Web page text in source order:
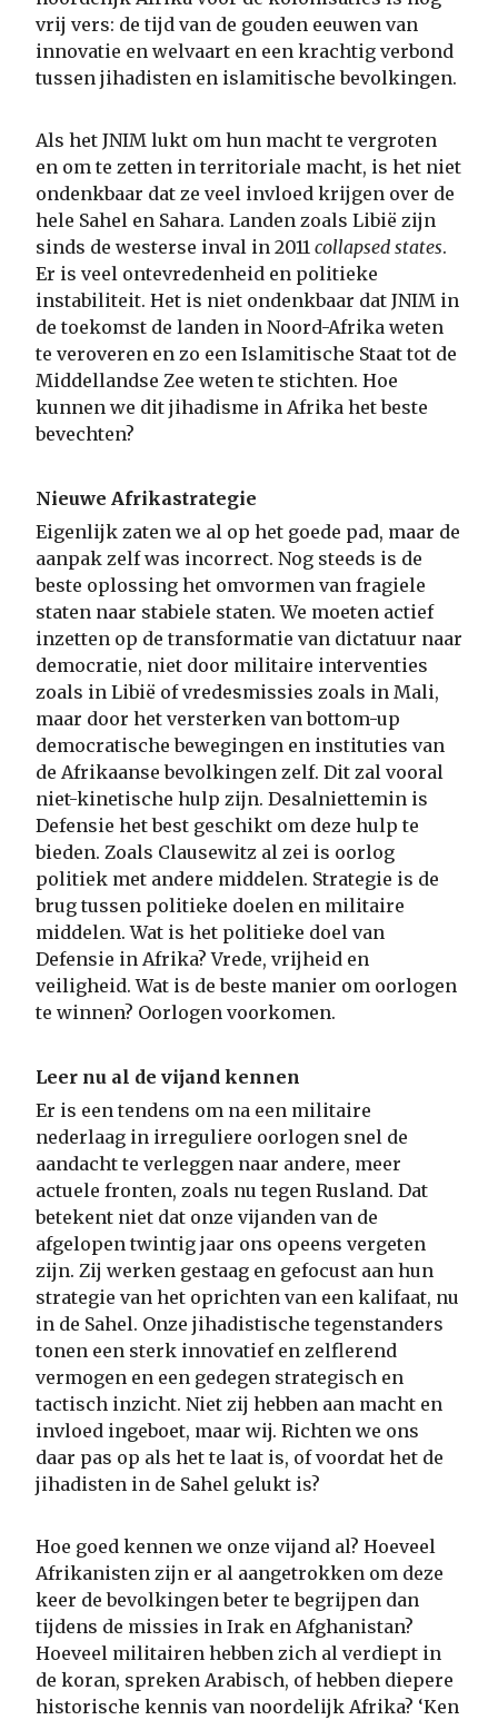
vrij vers: de tijd van de gouden eeuwen van
innovatie en welvaart en een krachtig verbond
tussen jihadisten en islamitische bevolkingen.
Als het JNIM lukt om hun macht te vergroten
en om te zetten in territoriale macht, is het niet
ondenkbaar dat ze veel invloed krijgen over de
hele Sahel en Sahara. Landen zoals Libië zijn
sinds de westerse inval in 2011 collapsed states.
Er is veel ontevredenheid en politieke
instabiliteit. Het is niet ondenkbaar dat JNIM in
de toekomst de landen in Noord-Afrika weten
te veroveren en zo een Islamitische Staat tot de
Middellandse Zee weten te stichten. Hoe
kunnen we dit jihadisme in Afrika het beste
bevechten?
Nieuwe Afrikastrategie
Eigenlijk zaten we al op het goede pad, maar de
aanpak zelf was incorrect. Nog steeds is de
beste oplossing het omvormen van fragiele
staten naar stabiele staten. We moeten actief
inzetten op de transformatie van dictatuur naar
democratie, niet door militaire interventies
zoals in Libië of vredesmissies zoals in Mali,
maar door het versterken van bottom-up
democratische bewegingen en instituties van
de Afrikaanse bevolkingen zelf. Dit zal vooral
niet-kinetische hulp zijn. Desalniettemin is
Defensie het best geschikt om deze hulp te
bieden. Zoals Clausewitz al zei is oorlog
politiek met andere middelen. Strategie is de
brug tussen politieke doelen en militaire
middelen. Wat is het politieke doel van
Defensie in Afrika? Vrede, vrijheid en
veiligheid. Wat is de beste manier om oorlogen
te winnen? Oorlogen voorkomen.
Leer nu al de vijand kennen
Er is een tendens om na een militaire
nederlaag in irreguliere oorlogen snel de
aandacht te verleggen naar andere, meer
actuele fronten, zoals nu tegen Rusland. Dat
betekent niet dat onze vijanden van de
afgelopen twintig jaar ons opeens vergeten
zijn. Zij werken gestaag en gefocust aan hun
strategie van het oprichten van een kalifaat, nu
in de Sahel. Onze jihadistische tegenstanders
tonen een sterk innovatief en zelflerend
vermogen en een gedegen strategisch en
tactisch inzicht. Niet zij hebben aan macht en
invloed ingeboet, maar wij. Richten we ons
daar pas op als het te laat is, of voordat het de
jihadisten in de Sahel gelukt is?
Hoe goed kennen we onze vijand al? Hoeveel
Afrikanisten zijn er al aangetrokken om deze
keer de bevolkingen beter te begrijpen dan
tijdens de missies in Irak en Afghanistan?
Hoeveel militairen hebben zich al verdiept in
de koran, spreken Arabisch, of hebben diepere
historische kennis van noordelijk Afrika? ‘Ken